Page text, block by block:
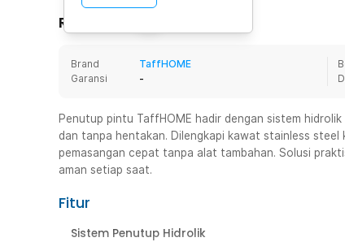
Senin -
Senin -
Toko Jakarta Barat
Senin -
Toko Tangerang
Toko Cikupa
Rincian Produk
Brand
TaffHOME
Garansi
-
Penutup pintu TaffHOME hadir dengan sistem
dan tanpa hentakan. Dilengkapi kawat stainless
pemasangan cepat tanpa alat tambahan. Solusi
aman setiap saat.
Fitur
Sistem Penutup Hidrolik